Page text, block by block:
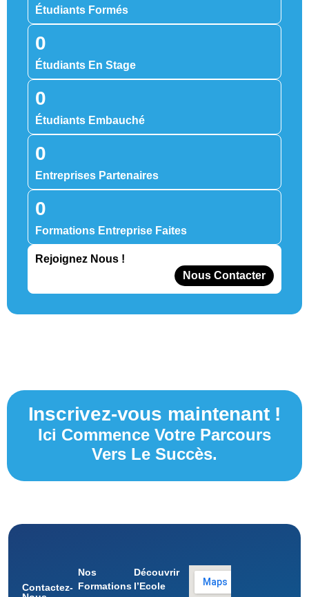
Étudiants Formés
0
Étudiants En Stage
0
Étudiants Embauché
0
Entreprises Partenaires
0
Formations Entreprise Faites
Rejoignez Nous !
Nous Contacter
Inscrivez-vous maintenant !
Ici Commence Votre Parcours
Vers Le Succès.
Contactez-
Nos
Formations
Découvrir
l’Ecole